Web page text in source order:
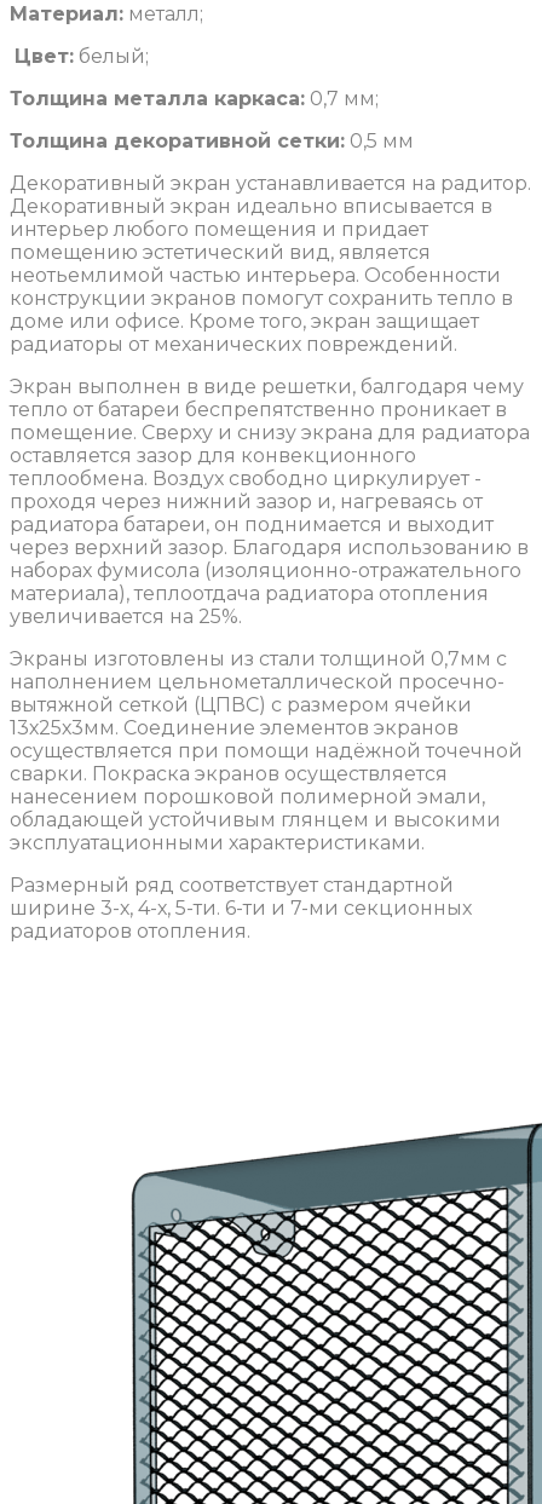
Материал: металл;
Цвет: белый;
Толщина металла каркаса: 0,7 мм;
Толщина декоративной сетки: 0,5 мм
Декоративный экран устанавливается на радитор.
Декоративный экран идеально вписывается в
интерьер любого помещения и придает
помещению эстетический вид, является
неотьемлимой частью интерьера. Особенности
конструкции экранов помогут сохранить тепло в
доме или офисе. Кроме того, экран защищает
радиаторы от механических повреждений.
Экран выполнен в виде решетки, балгодаря чему
тепло от батареи беспрепятственно проникает в
помещение. Сверху и снизу экрана для радиатора
оставляется зазор для конвекционного
теплообмена. Воздух свободно циркулирует -
проходя через нижний зазор и, нагреваясь от
радиатора батареи, он поднимается и выходит
через верхний зазор. Благодаря использованию в
наборах фумисола (изоляционно-отражательного
материала), теплоотдача радиатора отопления
увеличивается на 25%.
Экраны изготовлены из стали толщиной 0,7мм с
наполнением цельнометаллической просечно-
вытяжной сеткой (ЦПВС) с размером ячейки
13х25х3мм. Соединение элементов экранов
осуществляется при помощи надёжной точечной
сварки. Покраска экранов осуществляется
нанесением порошковой полимерной эмали,
обладающей устойчивым глянцем и высокими
эксплуатационными характеристиками.
Размерный ряд соответствует стандартной
ширине 3-х, 4-х, 5-ти. 6-ти и 7-ми секционных
радиаторов отопления.